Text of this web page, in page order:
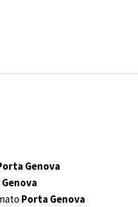
Genova
Porta Genova